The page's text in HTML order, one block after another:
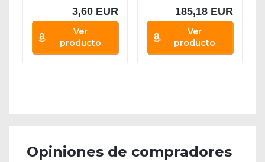
3,60 EUR
Ver
producto
185,18 EUR
Ver
producto
Opiniones de compradores